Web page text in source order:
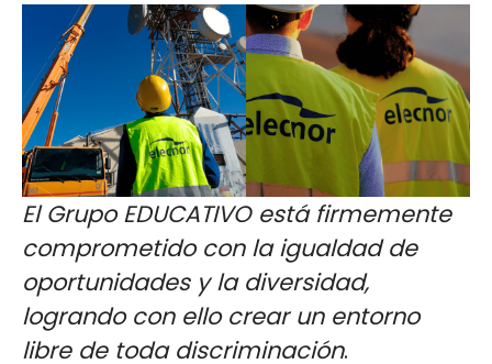
El Grupo EDUCATIVO está firmemente
comprometido con la igualdad de
oportunidades y la diversidad,
logrando con ello crear un entorno
libre de toda discriminación.